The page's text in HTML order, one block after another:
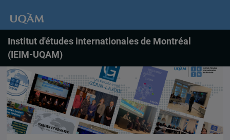
Institut d'études internationales de Montréal
(IEIM-UQAM)